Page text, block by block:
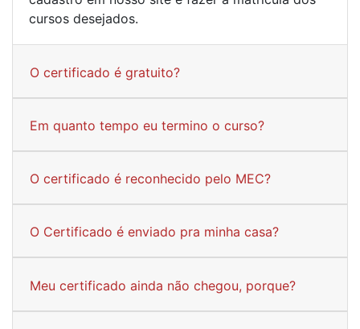
cursos desejados.
O certificado é gratuito?
Em quanto tempo eu termino o curso?
O certificado é reconhecido pelo MEC?
O Certificado é enviado pra minha casa?
Meu certificado ainda não chegou, porque?